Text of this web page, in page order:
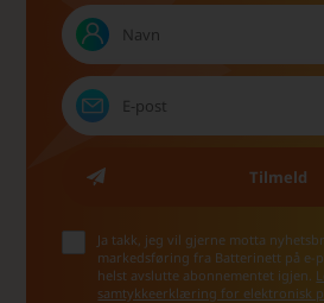
Ja takk, jeg vil gjerne motta
markedsføring fra Batterinett på e-
helst avslutte abonnementet igjen.
samtykkeerklæring for elektronisk